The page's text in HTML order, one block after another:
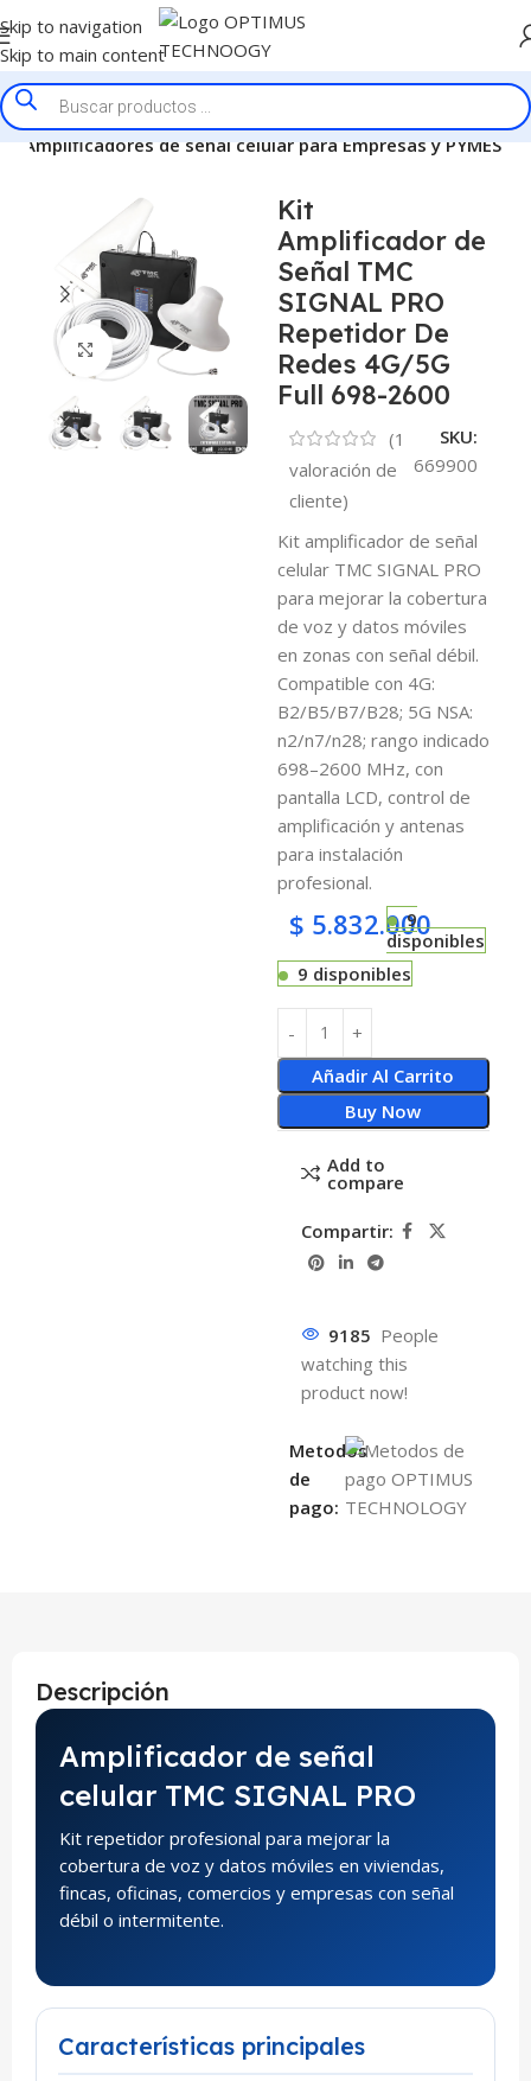
Skip to navigation
Skip to main content
Amplificadores de señal celular para Empresas y PYMES
Click to enlarge
Kit
Amplificador de
Señal TMC
SIGNAL PRO
Repetidor De
Redes 4G/5G
Full 698-2600
(1
valoración de
cliente)
SKU:
669900
Kit amplificador de señal
celular TMC SIGNAL PRO
para mejorar la cobertura
de voz y datos móviles
en zonas con señal débil.
Compatible con 4G:
B2/B5/B7/B28; 5G NSA:
n2/n7/n28; rango indicado
698–2600 MHz, con
pantalla LCD, control de
amplificación y antenas
para instalación
profesional.
$ 5.832.000
9
disponibles
9 disponibles
Añadir Al Carrito
Buy Now
Add to
compare
Compartir:
9185 People
watching this
product now!
Metodos
de
pago:
Descripción
Amplificador de señal
celular TMC SIGNAL PRO
Kit repetidor profesional para mejorar la
cobertura de voz y datos móviles en viviendas,
fincas, oficinas, comercios y empresas con señal
débil o intermitente.
Características principales